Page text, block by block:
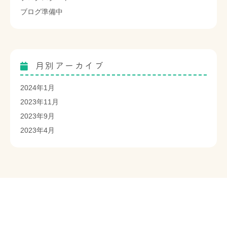
ブログ準備中
月別アーカイブ
2024年1月
2023年11月
2023年9月
2023年4月